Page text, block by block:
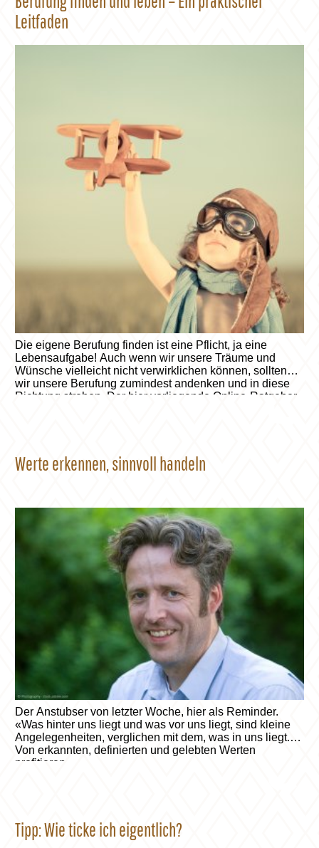
Leitfaden
Die eigene Berufung finden ist eine Pflicht, ja eine
Lebensaufgabe! Auch wenn wir unsere Träume und
Wünsche vielleicht nicht verwirklichen können, sollten
wir unsere Berufung zumindest andenken und in diese
Richtung streben. Der hier vorliegende Online-Ratgeber
Werte erkennen, sinnvoll handeln
Der Anstubser von letzter Woche, hier als Reminder.
«Was hinter uns liegt und was vor uns liegt, sind kleine
Angelegenheiten, verglichen mit dem, was in uns liegt.»
Von erkannten, definierten und gelebten Werten
profitieren.
Tipp: Wie ticke ich eigentlich?